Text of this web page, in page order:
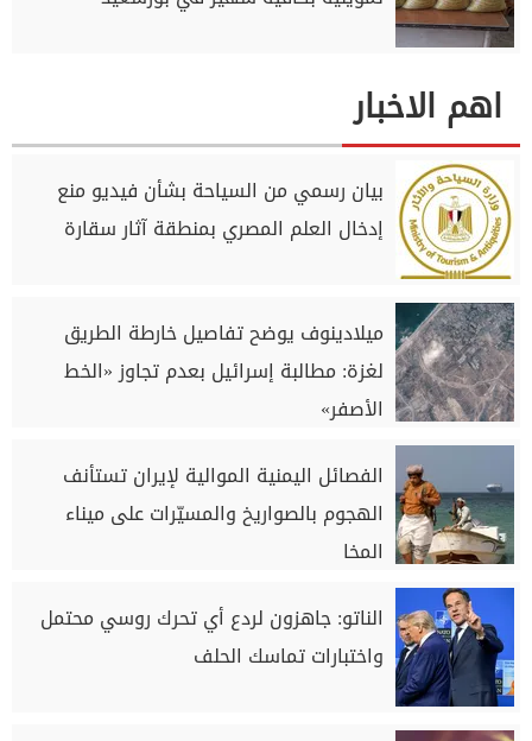
اهم الاخبار
بيان رسمي من السياحة بشأن فيديو منع
إدخال العلم المصري بمنطقة آثار سقارة
ميلادينوف يوضح تفاصيل خارطة الطريق
لغزة: مطالبة إسرائيل بعدم تجاوز «الخط
الأصفر»
الفصائل اليمنية الموالية لإيران تستأنف
الهجوم بالصواريخ والمسيّرات على ميناء
المخا
الناتو: جاهزون لردع أي تحرك روسي محتمل
واختبارات تماسك الحلف